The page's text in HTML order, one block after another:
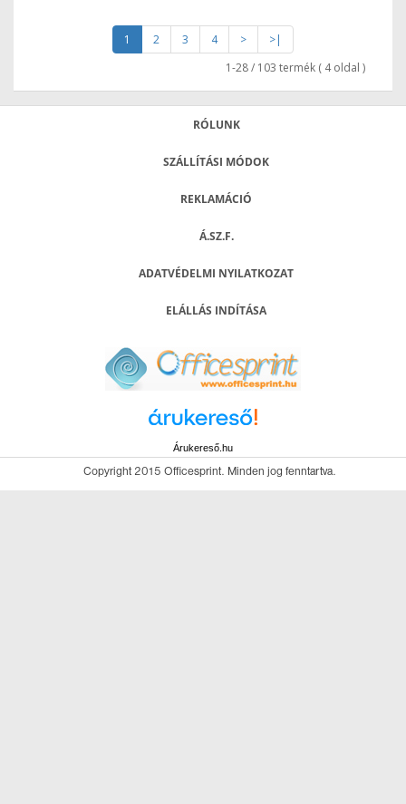
1 2 3 4 >
>|
1-28 / 103 termék ( 4 oldal )
RÓLUNK
SZÁLLÍTÁSI MÓDOK
REKLAMÁCIÓ
Á.SZ.F.
ADATVÉDELMI NYILATKOZAT
ELÁLLÁS INDÍTÁSA
Árukereső.hu
Copyright 2015 Officesprint. Minden jog fenntartva.